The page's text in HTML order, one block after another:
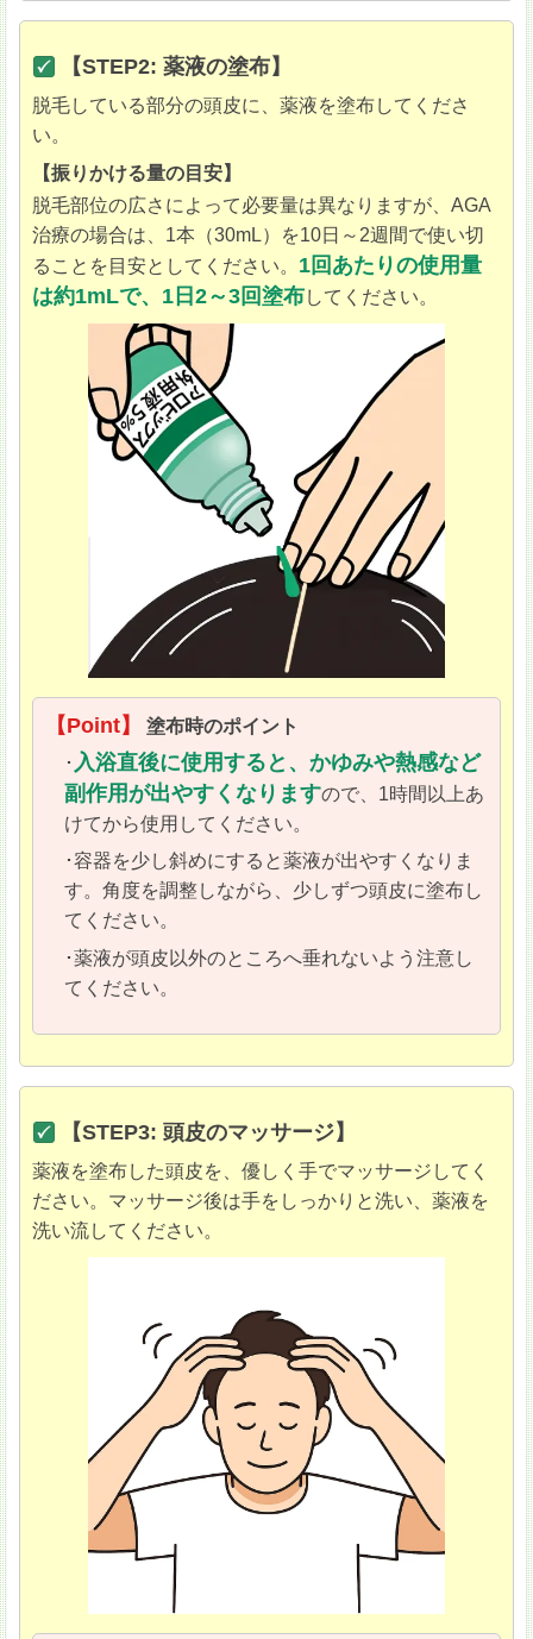
【STEP2: 薬液の塗布】
脱毛している部分の頭皮に、薬液を塗布してくださ
い。
【振りかける量の目安】
脱毛部位の広さによって必要量は異なりますが、AGA
治療の場合は、1本（30mL）を10日～2週間で使い切
ることを目安としてください。 1回あたりの使用量
は約1mLで、1日2～3回塗布してください。
【Point】
塗布時のポイント
･ 入浴直後に使用すると、かゆみや熱感など
副作用が出やすくなりますので、1時間以上あ
けてから使用してください。
･容器を少し斜めにすると薬液が出やすくなりま
す。角度を調整しながら、少しずつ頭皮に塗布し
てください。
･薬液が頭皮以外のところへ垂れないよう注意し
てください。
【STEP3: 頭皮のマッサージ】
薬液を塗布した頭皮を、優しく手でマッサージしてく
ださい。マッサージ後は手をしっかりと洗い、薬液を
洗い流してください。